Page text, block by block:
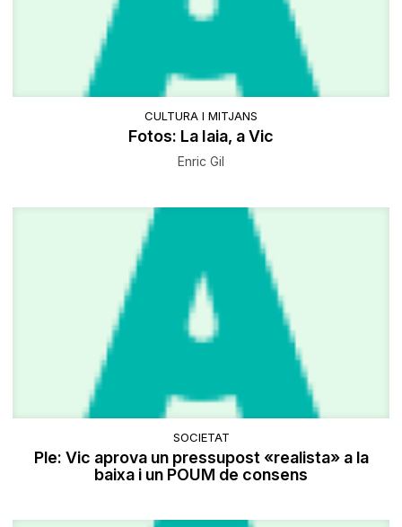
CULTURA I MITJANS
Fotos: La Iaia, a Vic
Enric Gil
SOCIETAT
Ple: Vic aprova un pressupost «realista» a la
baixa i un POUM de consens